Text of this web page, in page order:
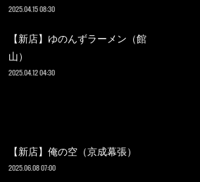
2025.04.15 08:30
【新店】ゆのんずラーメン（館
山）
2025.04.12 04:30
【新店】俺の空（京成幕張）
2025.06.08 07:00